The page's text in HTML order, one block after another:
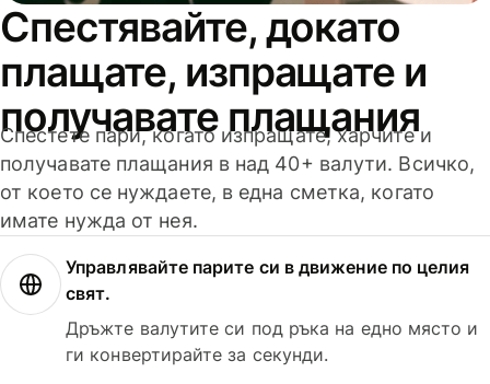
Спестявайте, докато
плащате, изпращате и
получавате плащания
Спестете пари, когато изпращате, харчите и
получавате плащания в над 40+ валути. Всичко,
от което се нуждаете, в една сметка, когато
имате нужда от нея.
Управлявайте парите си в движение по целия
свят.
Дръжте валутите си под ръка на едно място и
ги конвертирайте за секунди.